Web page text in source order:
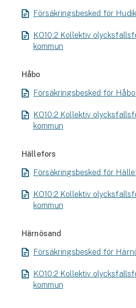
Försäkringsbesked för
KO10:2 Kollektiv
kommun
Håbo
Försäkringsbesked för
KO10:2 Kollektiv
kommun
Hällefors
Försäkringsbesked för
KO10:2 Kollektiv
kommun
Härnösand
Försäkringsbesked för
KO10:2 Kollektiv
kommun